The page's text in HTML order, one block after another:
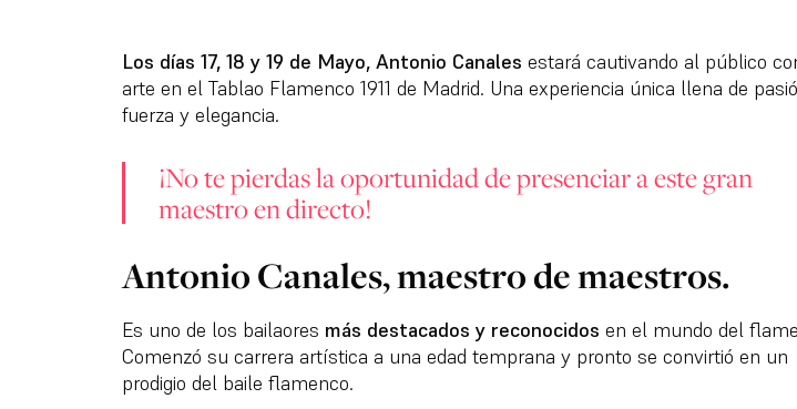
Los días 17, 18 y 19 de Mayo, Antonio Canales estará cautivando al público
arte en el Tablao Flamenco 1911 de Madrid. Una experiencia única llena de
fuerza y elegancia.
¡No te pierdas la oportunidad de presenciar a este gran
maestro en directo!
Antonio Canales, maestro de maestros.
Es uno de los bailaores más destacados y reconocidos en el mundo del
Comenzó su carrera artística a una edad temprana y pronto se convirtió en un
prodigio del baile flamenco.